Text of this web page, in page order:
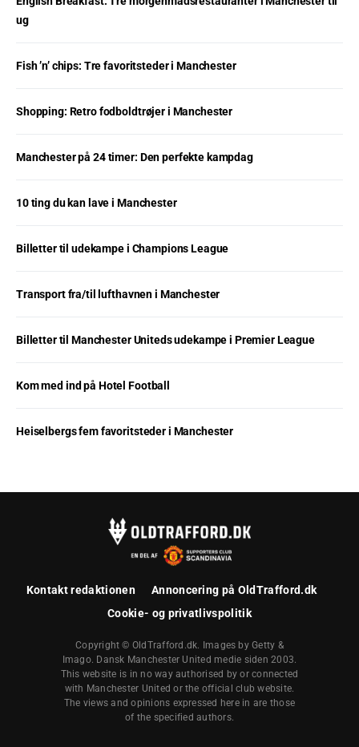
ug
Fish ’n’ chips: Tre favoritsteder i Manchester
Shopping: Retro fodboldtrøjer i Manchester
Manchester på 24 timer: Den perfekte kampdag
10 ting du kan lave i Manchester
Billetter til udekampe i Champions League
Transport fra/til lufthavnen i Manchester
Billetter til Manchester Uniteds udekampe i Premier League
Kom med ind på Hotel Football
Heiselbergs fem favoritsteder i Manchester
Kontakt redaktionen
Annoncering på OldTrafford.dk
Cookie- og privatlivspolitik
Copyright © OldTrafford.dk. Images by Getty &
Imago. Dansk Manchester United medie siden 2003.
This website is in no way authorised by or connected
with Manchester United or the official club website.
The views and opinions expressed here in are those
of the specified authors.